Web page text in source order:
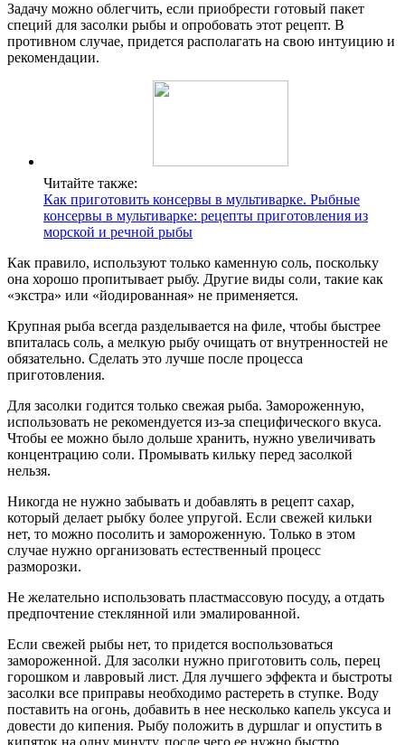
Задачу можно облегчить, если приобрести готовый пакет
специй для засолки рыбы и опробовать этот рецепт. В
противном случае, придется располагать на свою интуицию и
рекомендации.
Читайте также:
Как приготовить консервы в мультиварке. Рыбные
консервы в мультиварке: рецепты приготовления из
морской и речной рыбы
Как правило, используют только каменную соль, поскольку
она хорошо пропитывает рыбу. Другие виды соли, такие как
«экстра» или «йодированная» не применяется.
Крупная рыба всегда разделывается на филе, чтобы быстрее
впиталась соль, а мелкую рыбу очищать от внутренностей не
обязательно. Сделать это лучше после процесса
приготовления.
Для засолки годится только свежая рыба. Замороженную,
использовать не рекомендуется из-за специфического вкуса.
Чтобы ее можно было дольше хранить, нужно увеличивать
концентрацию соли. Промывать кильку перед засолкой
нельзя.
Никогда не нужно забывать и добавлять в рецепт сахар,
который делает рыбку более упругой. Если свежей кильки
нет, то можно посолить и замороженную. Только в этом
случае нужно организовать естественный процесс
разморозки.
Не желательно использовать пластмассовую посуду, а отдать
предпочтение стеклянной или эмалированной.
Если свежей рыбы нет, то придется воспользоваться
замороженной. Для засолки нужно приготовить соль, перец
горошком и лавровый лист. Для лучшего эффекта и быстроты
засолки все приправы необходимо растереть в ступке. Воду
поставить на огонь, добавить в нее несколько капель уксуса и
довести до кипения. Рыбу положить в дуршлаг и опустить в